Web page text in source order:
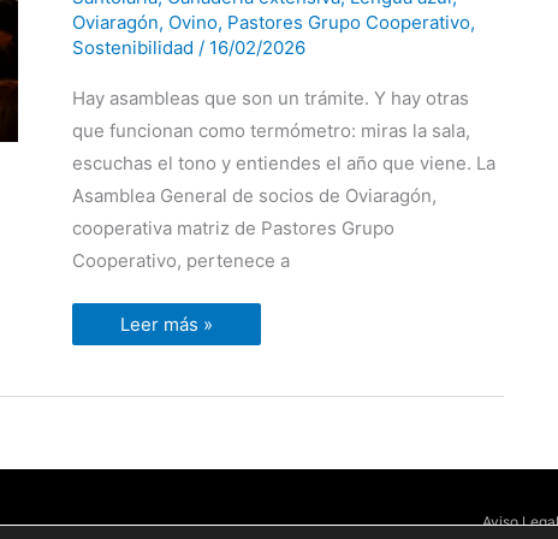
Oviaragón, Ovino, Pastores Grupo Cooperativo,
Sostenibilidad / 16/02/2026
Hay asambleas que son un trámite. Y hay otras
que funcionan como termómetro: miras la sala,
escuchas el tono y entiendes el año que viene. La
Asamblea General de socios de Oviaragón,
cooperativa matriz de Pastores Grupo
Cooperativo, pertenece a
servicios
Leer más »
Aviso Legal